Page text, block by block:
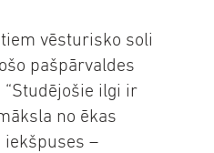
vēsturisko soli
pašpārvaldes
ilgi ir
no ēkas
–